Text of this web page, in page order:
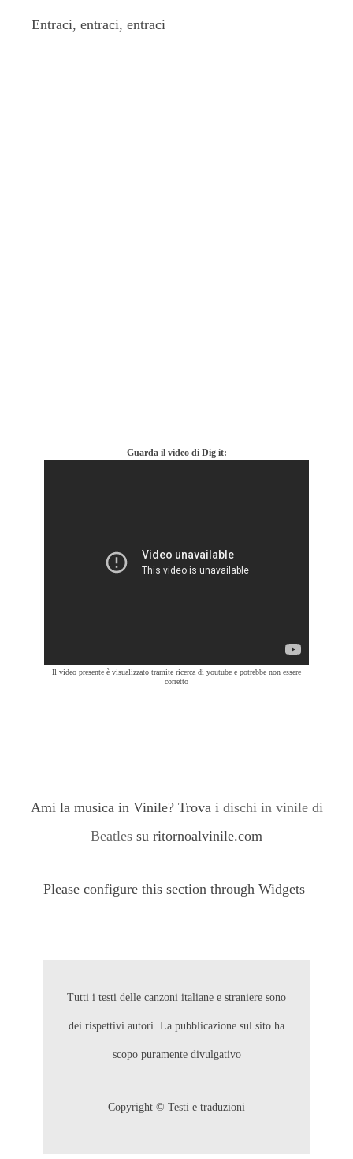
Entraci, entraci, entraci
Guarda il video di Dig it:
Il video presente è visualizzato tramite ricerca di youtube e potrebbe non essere
corretto
Ami la musica in Vinile? Trova i dischi in vinile di
Beatles su ritornoalvinile.com
Please configure this section through Widgets
Tutti i testi delle canzoni italiane e straniere sono
dei rispettivi autori. La pubblicazione sul sito ha
scopo puramente divulgativo
Copyright © Testi e traduzioni